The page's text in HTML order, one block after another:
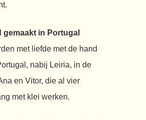
gemaakt in Portugal
met liefde met de hand
nabij Leiria, in de
en Vitor, die al vier
met klei werken.